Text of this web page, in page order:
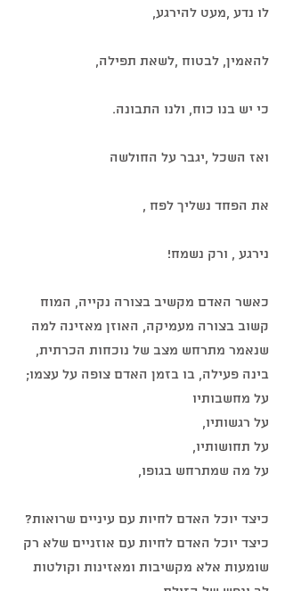
לו נדע ,מעט להירגע,
להאמין, לבטוח ,לשאת תפילה,
כי יש בנו כוח, ולנו התבונה.
ואז השכל ,יגבר על החולשה
את הפחד נשליך לפח ,
נירגע , ורק נשמח!
כאשר האדם מקשיב בצורה נקייה, המוח
קשוב בצורה מעמיקה, האוזן מאזינה למה
שנאמר מתרחש מצב של נוכחות הכרתית,
בינה פעילה, בו בזמן האדם צופה על עצמו;
על מחשבותיו
על רגשותיו,
על תחושותיו,
על מה שמתרחש בגופו,
כיצד יוכל האדם לחיות עם עיניים שרואות?
כיצד יוכל האדם לחיות עם אוזניים שלא רק
שומעות אלא מקשיבות ומאזינות וקולטות